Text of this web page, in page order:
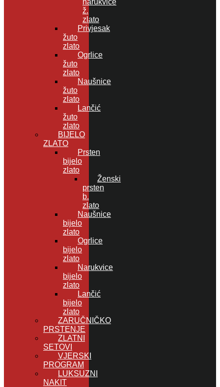
ž.
zlato
Privjesak
žuto
zlato
Ogrlice
žuto
zlato
Naušnice
žuto
zlato
Lančić
žuto
zlato
BIJELO
ZLATO
Prsten
bijelo
zlato
Ženski
prsten
b.
zlato
Naušnice
bijelo
zlato
Ogrlice
bijelo
zlato
Narukvice
bijelo
zlato
Lančić
bijelo
zlato
ZARUČNIČKO
PRSTENJE
ZLATNI
SETOVI
VJERSKI
PROGRAM
LUKSUZNI
NAKIT